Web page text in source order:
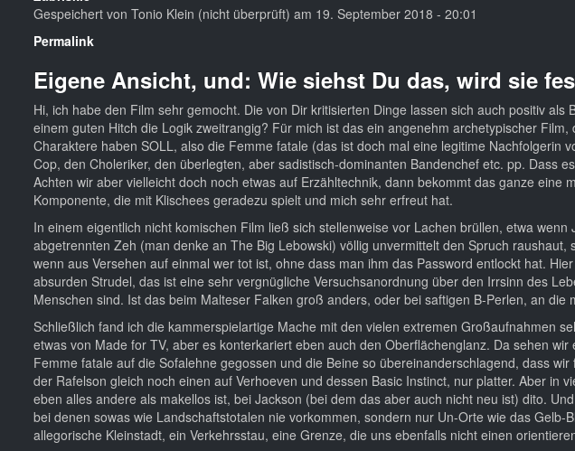
Gespeichert von Tonio Klein (nicht überprüft) am 19. September 2018 - 20:01
Permalink
Eigene Ansicht, und: Wie siehst Du das, wird sie
Hi, ich habe den Film sehr gemocht. Die von Dir kritisierten Dinge lassen sich auch positiv
einem guten Hitch die Logik zweitrangig? Für mich ist das ein angenehm archetypischer
Charaktere haben SOLL, also die Femme fatale (das ist doch mal eine legitime Nachfolgerin
Cop, den Choleriker, den überlegten, aber sadistisch-dominanten Bandenchef etc. pp. Dass
Achten wir aber vielleicht doch noch etwas auf Erzähltechnik, dann bekommt das ganze eine
Komponente, die mit Klischees geradezu spielt und mich sehr erfreut hat.
In einem eigentlich nicht komischen Film ließ sich stellenweise vor Lachen brüllen, etwa
abgetrennten Zeh (man denke an The Big Lebowski) völlig unvermittelt den Spruch
wenn aus Versehen auf einmal wer tot ist, ohne dass man ihm das Password entlockt hat.
absurden Strudel, das ist eine sehr vergnügliche Versuchsanordnung über den Irrsinn des
Menschen sind. Ist das beim Malteser Falken groß anders, oder bei saftigen B-Perlen, an
Schließlich fand ich die kammerspielartige Mache mit den vielen extremen Großaufnahmen
etwas von Made for TV, aber es konterkariert eben auch den Oberflächenglanz. Da sehen
Femme fatale auf die Sofalehne gegossen und die Beine so übereinanderschlagend, dass
der Rafelson gleich noch einen auf Verhoeven und dessen Basic Instinct, nur platter. Aber in
eben alles andere als makellos ist, bei Jackson (bei dem das aber auch nicht neu ist) dito.
bei denen sowas wie Landschaftstotalen nie vorkommen, sondern nur Un-Orte wie das Gelb-
allegorische Kleinstadt, ein Verkehrsstau, eine Grenze, die uns ebenfalls nicht einen